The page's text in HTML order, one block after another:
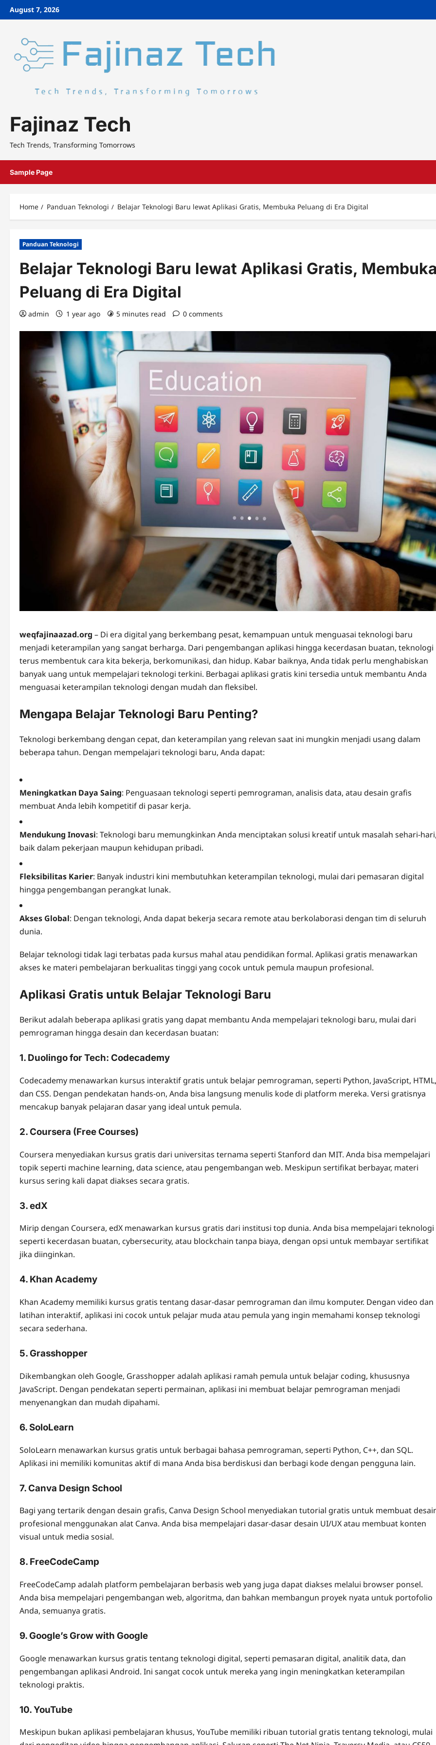
SkipAugust 7, 2026
Fajinaz Tech
Tech Trends, Transforming Tomorrows
Sample Page
Home Panduan Teknologi Belajar Teknologi Baru lewat Aplikasi Gratis, Membuka Peluang di Era Digital
Panduan Teknologi
Belajar Teknologi Baru lewat Aplikasi Gratis,
Peluang di Era Digital
admin 1 year ago 5 minutes read 0 comments
weqfajinaazad.org – Di era digital yang berkembang pesat, kemampuan untuk menguasai teknologi baru
menjadi keterampilan yang sangat berharga. Dari pengembangan aplikasi hingga kecerdasan buatan, teknologi
terus membentuk cara kita bekerja, berkomunikasi, dan hidup. Kabar baiknya, Anda tidak perlu menghabiskan
banyak uang untuk mempelajari teknologi terkini. Berbagai aplikasi gratis kini tersedia untuk membantu Anda
menguasai keterampilan teknologi dengan mudah dan fleksibel.
Mengapa Belajar Teknologi Baru Penting?
Teknologi berkembang dengan cepat, dan keterampilan yang relevan saat ini mungkin menjadi usang dalam
beberapa tahun. Dengan mempelajari teknologi baru, Anda dapat:
Meningkatkan Daya Saing: Penguasaan teknologi seperti pemrograman, analisis data, atau desain grafis
membuat Anda lebih kompetitif di pasar kerja.
Mendukung Inovasi: Teknologi baru memungkinkan Anda menciptakan solusi kreatif untuk masalah sehari-
baik dalam pekerjaan maupun kehidupan pribadi.
Fleksibilitas Karier: Banyak industri kini membutuhkan keterampilan teknologi, mulai dari pemasaran digital
hingga pengembangan perangkat lunak.
Akses Global: Dengan teknologi, Anda dapat bekerja secara remote atau berkolaborasi dengan tim di seluruh
dunia.
Belajar teknologi tidak lagi terbatas pada kursus mahal atau pendidikan formal. Aplikasi gratis menawarkan
akses ke materi pembelajaran berkualitas tinggi yang cocok untuk pemula maupun profesional.
Aplikasi Gratis untuk Belajar Teknologi Baru
Berikut adalah beberapa aplikasi gratis yang dapat membantu Anda mempelajari teknologi baru, mulai dari
pemrograman hingga desain dan kecerdasan buatan:
1. Duolingo for Tech: Codecademy
Codecademy menawarkan kursus interaktif gratis untuk belajar pemrograman, seperti Python, JavaScript, HTML,
dan CSS. Dengan pendekatan hands-on, Anda bisa langsung menulis kode di platform mereka. Versi gratisnya
mencakup banyak pelajaran dasar yang ideal untuk pemula.
2.Coursera (Free Courses)
Coursera menyediakan kursus gratis dari universitas ternama seperti Stanford dan MIT. Anda bisa mempelajari
topik seperti machine learning, data science, atau pengembangan web. Meskipun sertifikat berbayar, materi
kursus sering kali dapat diakses secara gratis.
3.edX
Mirip dengan Coursera, edX menawarkan kursus gratis dari institusi top dunia. Anda bisa mempelajari teknologi
seperti kecerdasan buatan, cybersecurity, atau blockchain tanpa biaya, dengan opsi untuk membayar sertifikat
jika diinginkan.
4. Khan Academy
Khan Academy memiliki kursus gratis tentang dasar-dasar pemrograman dan ilmu komputer. Dengan video dan
latihan interaktif, aplikasi ini cocok untuk pelajar muda atau pemula yang ingin memahami konsep teknologi
secara sederhana.
5.Grasshopper
Dikembangkan oleh Google, Grasshopper adalah aplikasi ramah pemula untuk belajar coding, khususnya
JavaScript. Dengan pendekatan seperti permainan, aplikasi ini membuat belajar pemrograman menjadi
menyenangkan dan mudah dipahami.
6.SoloLearn
SoloLearn menawarkan kursus gratis untuk berbagai bahasa pemrograman, seperti Python, C++, dan SQL.
Aplikasi ini memiliki komunitas aktif di mana Anda bisa berdiskusi dan berbagi kode dengan pengguna lain.
7.Canva Design School
Bagi yang tertarik dengan desain grafis, Canva Design School menyediakan tutorial gratis untuk membuat
profesional menggunakan alat Canva. Anda bisa mempelajari dasar-dasar desain UI/UX atau membuat konten
visual untuk media sosial.
8. FreeCodeCamp
FreeCodeCamp adalah platform pembelajaran berbasis web yang juga dapat diakses melalui browser ponsel.
Anda bisa mempelajari pengembangan web, algoritma, dan bahkan membangun proyek nyata untuk portofolio
Anda, semuanya gratis.
9.Google’s Grow with Google
Google menawarkan kursus gratis tentang teknologi digital, seperti pemasaran digital, analitik data, dan
pengembangan aplikasi Android. Ini sangat cocok untuk mereka yang ingin meningkatkan keterampilan
teknologi praktis.
10.YouTube
Meskipun bukan aplikasi pembelajaran khusus, YouTube memiliki ribuan tutorial gratis tentang teknologi, mulai